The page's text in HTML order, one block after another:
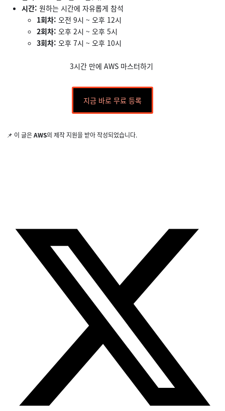
시간: 원하는 시간에 자유롭게 참석
1회차: 오전 9시 ~ 오후 12시
2회차: 오후 2시 ~ 오후 5시
3회차: 오후 7시 ~ 오후 10시
3시간 만에 AWS 마스터하기
지금 바로 무료 등록
📌 이 글은AWS의 제작 지원을 받아 작성되었습니다.